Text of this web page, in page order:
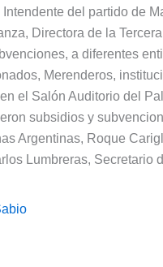
del partido de
Directora de la
a diferentes
Merenderos,
el Salón Auditorio del
subsidios y
Argentinas, Roque
Lumbreras, Secretario